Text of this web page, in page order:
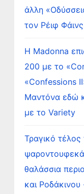
άλλη
τον Ρέιφ Φάινς
Η Madonna
200 με το
«Confessions
Μαντόνα εδώ
με το Variety
Τραγικό
θαλάσσια
και